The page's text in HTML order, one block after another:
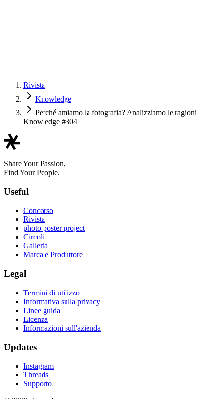
Rivista
Knowledge
Perché amiamo la fotografia? Analizziamo le ragioni |
Knowledge #304
Share Your Passion,
Find Your People.
Useful
Concorso
Rivista
photo poster project
Circoli
Galleria
Marca e Produttore
Legal
Termini di utilizzo
Informativa sulla privacy
Linee guida
Licenza
Informazioni sull'azienda
Updates
Instagram
Threads
Supporto